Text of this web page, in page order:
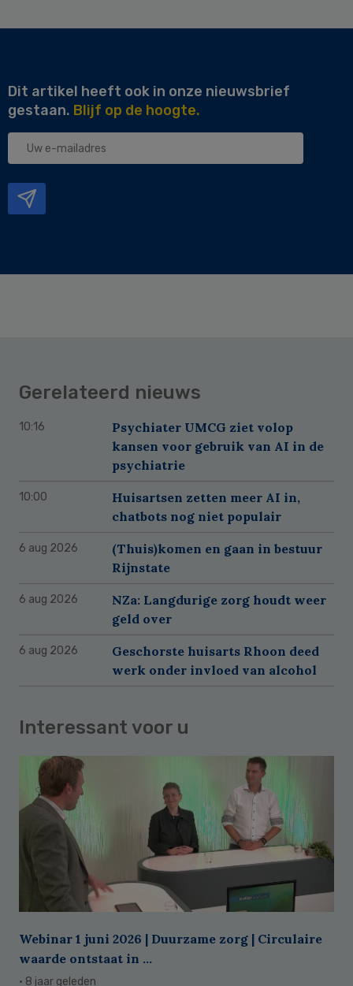
Dit artikel heeft ook in onze nieuwsbrief
gestaan. Blijf op de hoogte.
Uw
Gerelateerd nieuws
10:16
Psychiater UMCG ziet volop
kansen voor gebruik van AI in de
psychiatrie
10:00
Huisartsen zetten meer AI in,
chatbots nog niet populair
6 aug 2026
(Thuis)komen en gaan in bestuur
Rijnstate
6 aug 2026
NZa: Langdurige zorg houdt weer
geld over
6 aug 2026
Geschorste huisarts Rhoon deed
werk onder invloed van alcohol
Interessant voor u
Webinar 1 juni 2026 | Duurzame zorg | Circulaire
waarde ontstaat in ...
· 8 jaar geleden